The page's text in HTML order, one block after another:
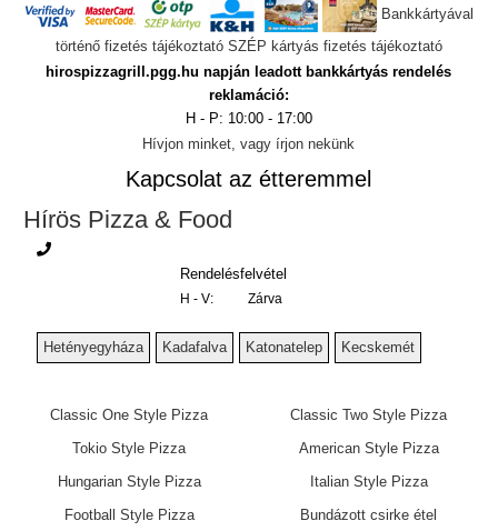
10 .db 32 cm Tokio Style Pizza 14000 Ft
3 .db 40 cm American Style Pizza 4920 Ft
4 .db 40 cm American Style Pizza 6560 Ft
5 .db 40 cm American Style Pizza 8200 Ft
6 .db 40 cm American Style Pizza 9840 Ft
7 .db 40 cm American Style Pizza 11480 Ft
8 .db 40 cm American Style Pizza 13120 Ft
10 .db 40 cm American Style Pizza 16400 Ft
3 .db 32 cm Hungarian Style Pizza 4410 Ft
4 .db 32 cm Hungarian Style Pizza 5880 Ft
5 .db 32 cm Hungarian Style Pizza 7350 Ft
6 .db 32 cm Hungarian Style Pizza 8820 Ft
7 .db 32 cm Hungarian Style Pizza 10290 Ft
9 .db 32 cm Hungarian Style Pizza 13230 Ft
10 .db 32 cm Hungarian Style Pizza 14700 Ft
4 .db 40 cm Italian Style Pizza 6160 Ft
6 .db 40 cm Italian Style Pizza 9240 Ft
7 .db 40 cm Italian Style Pizza 10780 Ft
9 .db 40 cm Italian Style Pizza 13860 Ft
Bankkártyával
történő fizetés tájékoztató SZÉP kártyás fizetés tájékoztató
hirospizzagrill.pgg.hu napján leadott bankkártyás rendelés
reklamáció:
H - P: 10:00 - 17:00
Hívjon minket, vagy írjon nekünk
Kapcsolat az étteremmel
Hírös Pizza & Food
Rendelésfelvétel
H - V: Zárva
Hetényegyháza Kadafalva Katonatelep Kecskemét
Classic One Style Pizza
Classic Two Style Pizza
Tokio Style Pizza
American Style Pizza
Hungarian Style Pizza
Italian Style Pizza
Football Style Pizza
Bundázott csirke étel